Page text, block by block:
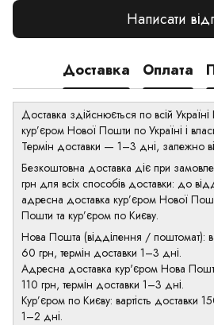
Написати
Доставка Оплата
Доставка здійснюється по всій
кур’єром Нової Пошти по Україні і
Термін доставки — 1–3 дні, залежно
Безкоштовна доставка діє при
грн для всіх способів доставки: до
адресна доставка кур’єром Нової
Пошти та кур’єром по Києву.
Нова Пошта (відділення / поштомат):
60 грн, термін доставки 1–3 дні.
Адресна доставка кур'єром Нова
110 грн, термін доставки 1–3 дні.
Кур’єром по Києву: вартість доставки
1–2 дні.